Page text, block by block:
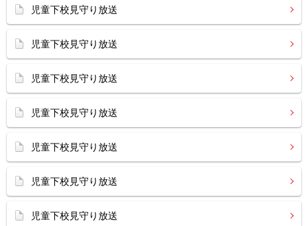
児童下校見守り放送
児童下校見守り放送
児童下校見守り放送
児童下校見守り放送
児童下校見守り放送
児童下校見守り放送
児童下校見守り放送